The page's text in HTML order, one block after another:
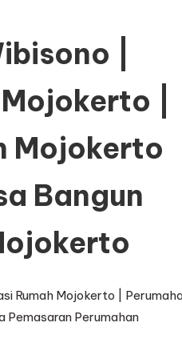
|
|
Mojokerto
Bangun
Rumah Mojokerto |
Pemasaran Perumahan